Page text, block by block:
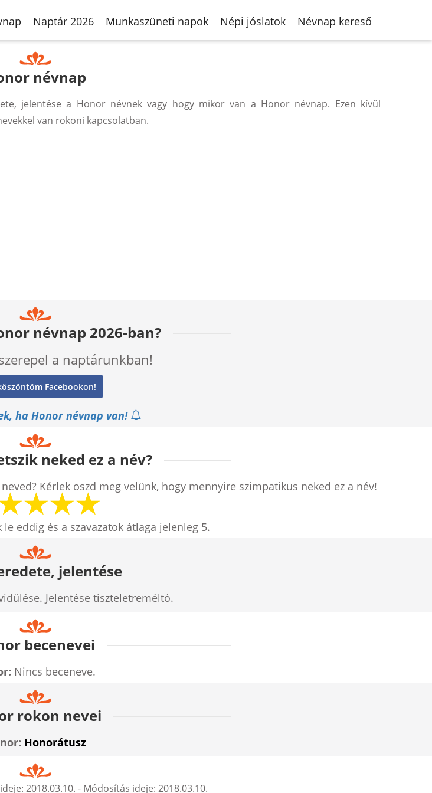
Naptár 2026 Munkaszüneti napok Népi jóslatok Névnap kereső
névnap
jelentése a Honor névnek vagy hogy mikor van a Honor névnap. Ezen kívül
van rokoni kapcsolatban.
névnap 2026-ban?
a naptárunkban!
Facebookon!
ha Honor névnap van!
neked ez a név?
Kérlek oszd meg velünk, hogy mennyire szimpatikus neked ez a név!
le eddig és a szavazatok átlaga jelenleg 5.
jelentése
Jelentése tiszteletreméltó.
becenevei
Nincs beceneve.
rokon nevei
Honorátusz
2018.03.10. - Módosítás ideje: 2018.03.10.